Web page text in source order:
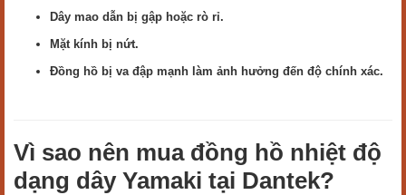
Dây mao dẫn bị gập hoặc rò rỉ.
Mặt kính bị nứt.
Đồng hồ bị va đập mạnh làm ảnh hưởng đến độ chính xác.
Vì sao nên mua đồng hồ nhiệt độ
dạng dây Yamaki tại Dantek?